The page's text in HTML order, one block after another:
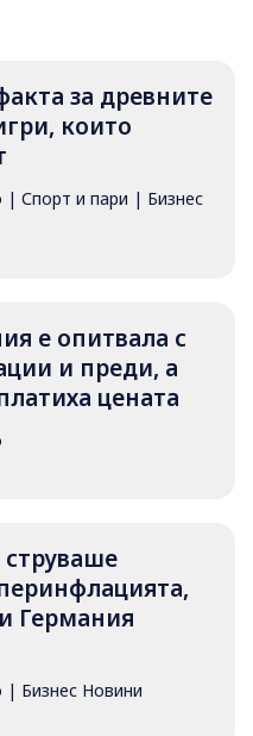
за древните
които
| Спорт и пари | Бизнес
е опитвала с
и преди, а
цената
струваше
Германия
| Бизнес Новини